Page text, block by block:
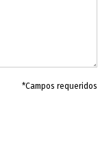
*Campos requeridos